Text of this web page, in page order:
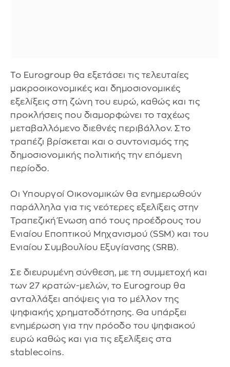
Το Eurogroup θα εξετάσει τις τελευταίες
μακροοικονομικές και δημοσιονομικές
εξελίξεις στη ζώνη του ευρώ, καθώς και τις
προκλήσεις που διαμορφώνει το ταχέως
μεταβαλλόμενο διεθνές περιβάλλον. Στο
τραπέζι βρίσκεται και ο συντονισμός της
δημοσιονομικής πολιτικής την επόμενη
περίοδο.
Οι Υπουργοί Οικονομικών θα ενημερωθούν
παράλληλα για τις νεότερες εξελίξεις στην
Τραπεζική Ένωση από τους προέδρους του
Ενιαίου Εποπτικού Μηχανισμού (SSM) και του
Ενιαίου Συμβουλίου Εξυγίανσης (SRB).
Σε διευρυμένη σύνθεση, με τη συμμετοχή και
των 27 κρατών-μελών, το Eurogroup θα
ανταλλάξει απόψεις για το μέλλον της
ψηφιακής χρηματοδότησης. Θα υπάρξει
ενημέρωση για την πρόοδο του ψηφιακού
ευρώ καθώς και για τις εξελίξεις στα
stablecoins.